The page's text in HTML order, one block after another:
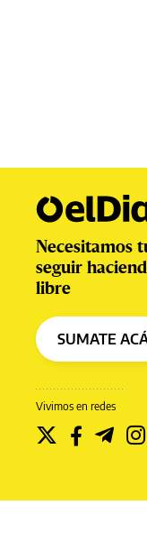
Vivimos en redes
Necesitamos
seguir
libre
SUMATE